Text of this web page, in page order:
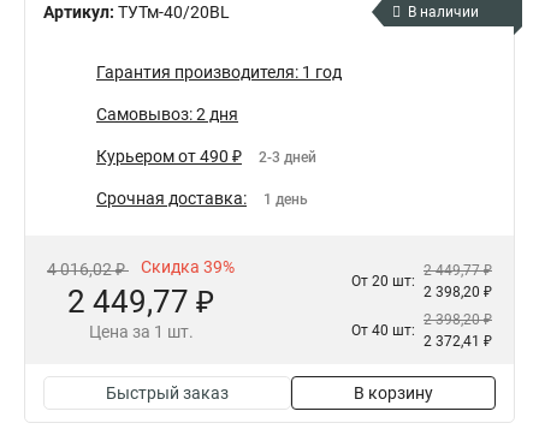
Артикул: ТУТм-40/20BL В наличии
Гарантия производителя: 1 год
Самовывоз: 2 дня
Курьером от 490 ₽ 2-3 дней
Срочная доставка: 1 день
4 016,02 ₽ Скидка 39%
2 449,77 ₽
Цена за 1 шт.
От 20 шт:
2 449,77 ₽
2 398,20 ₽
От 40 шт:
2 398,20 ₽
2 372,41 ₽
Быстрый заказ В корзину